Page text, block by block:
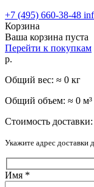
+7 (495) 660-38-48
Корзина
Ваша корзина пуста
Перейти к покупкам
р.
Общий вес: ≈ 0 кг
Общий объем: ≈ 0 м³
Стоимость доставки:
Укажите адрес доставки
Имя *